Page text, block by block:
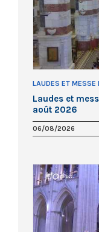
LAUDES ET MESSE
Laudes et
août 2026
06/08/2026